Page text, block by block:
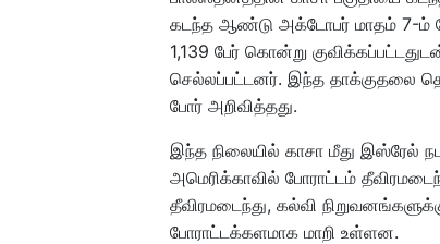
கடந்த ஆண்டு அக்டோபர் மாதம் 7-ம்
1,139 பேர் கொன்று
செல்லப்பட்டனர். இந்த தாக்குதலை
போர் அறிவித்தது.
இந்த நிலையில் காசா மீது இஸ்ரேல்
அமெரிக்காவில் போராட்டம்
தீவிரமடைந்து, கல்வி
போராட்டக்களமாக மாறி உள்ளன.